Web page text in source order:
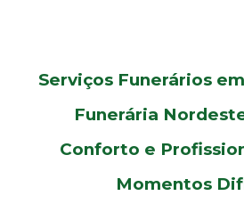
Serviços Funerários
Funerária
Conforto e
Momentos